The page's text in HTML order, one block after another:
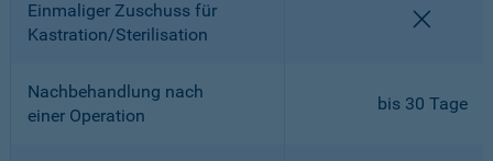
Einmaliger Zuschuss für
Kastration/Sterilisation
Nachbehandlung nach
einer Operation
bis 30 Tage